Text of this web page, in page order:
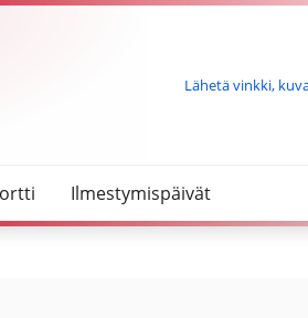
Lähetä vinkki,
Ilmestymispäivät